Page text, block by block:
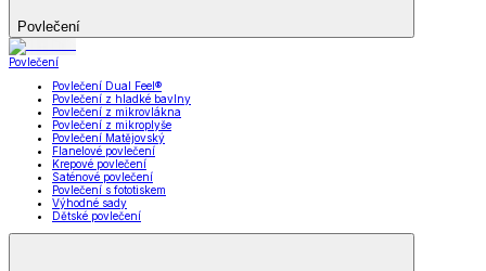
Povlečení
Povlečení
Povlečení Dual Feel®
Povlečení z hladké bavlny
Povlečení z mikrovlákna
Povlečení z mikroplyše
Povlečení Matějovský
Flanelové povlečení
Krepové povlečení
Saténové povlečení
Povlečení s fototiskem
Výhodné sady
Dětské povlečení